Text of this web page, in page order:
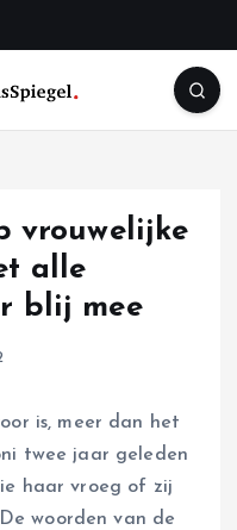
vrouwelijke
alle
blij mee
is, meer dan het
twee jaar geleden
haar vroeg of zij
woorden van de